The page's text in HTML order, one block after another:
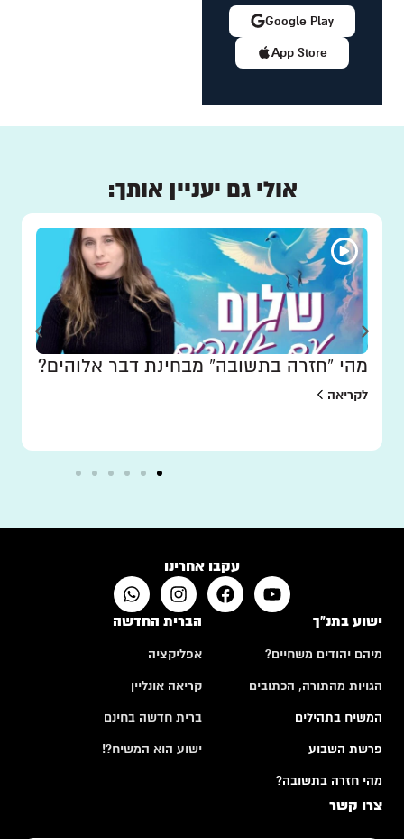
App Store
Google Play
אולי גם יעניין אותך:
מהי “חזרה בתשובה” מבחינת דבר אלוהים?
לקריאה
עקבו אחרינו
ישוע בתנ"ך
מיהם יהודים משחיים?
הגויות מהתורה, הכתובים
המשיח בתהילים
פרשת השבוע
מהי חזרה בתשובה?
הברית החדשה
אפליקציה
קריאה אונליין
ברית חדשה בחינם
ישוע הוא המשיח?!
צרו קשר